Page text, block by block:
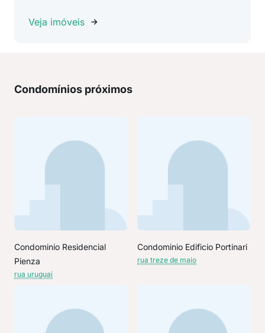
Veja imóveis
Condomínios próximos
Condominio Residencial
Pienza
rua uruguai
Condominio Edificio Portinari
rua treze de maio